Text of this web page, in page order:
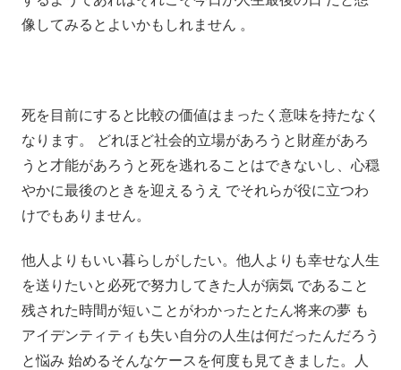
像してみるとよいかもしれません 。
死を目前にすると比較の価値はまったく意味を持たなく
なります。 どれほど社会的立場があろうと財産があろ
うと才能があろうと死を逃れることはできないし、心穏
やかに最後のときを迎えるうえ でそれらが役に立つわ
けでもありません。
他人よりもいい暮らしがしたい。他人よりも幸せな人生
を送りたいと必死で努力してきた人が病気 であること
残された時間が短いことがわかったとたん将来の夢 も
アイデンティティも失い自分の人生は何だったんだろう
と悩み 始めるそんなケースを何度も見てきました。人